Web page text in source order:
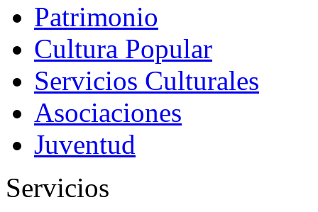
Patrimonio
Cultura Popular
Servicios Culturales
Asociaciones
Juventud
Servicios